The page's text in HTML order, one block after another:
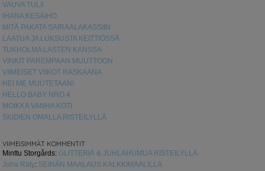
VAUVA TULI!
IHANA KESÄIHO
MITÄ PAKATA SAIRAALAKASSIIN
LAATUA JA LUKSUSTA KEITTIÖSSÄ
TUKHOLMA LASTEN KANSSA
VINKIT PAREMPAAN MUUTTOON
VIIMEISET VIIKOT RASKAANA
HEI ME MUUTETAAN!
HELLO BABY NRO 4
MOIKKA VANHA KOTI
SKIDIEN OMALLA RISTEILYLLÄ
VIIMEISIMMÄT KOMMENTIT
Minttu Storgårds: GLITTERIÄ & JUHLAHUMUA RISTEILYLLÄ
Juha Räty: SEINÄN MAALAUS KALKKIMAALILLA